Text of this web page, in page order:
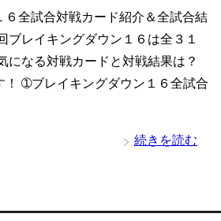
６全試合対戦カード紹介＆全試合結
ブレイキングダウン１６は全３１
になる対戦カードと対戦結果は？
！ ➀ブレイキングダウン１６全試合
続きを読む